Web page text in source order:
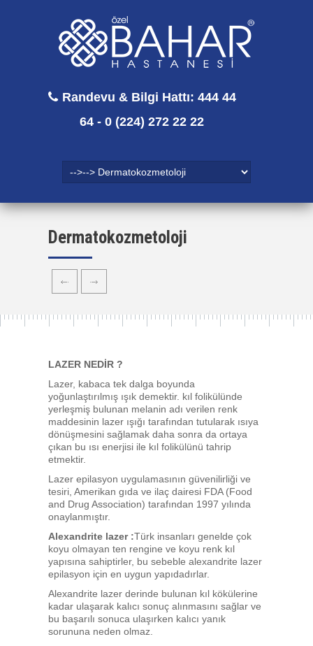
Randevu & Bilgi Hattı: 444 44
64 - 0 (224) 272 22 22
Dermatokozmetoloji
LAZER NEDİR ?
Lazer, kabaca tek dalga boyunda
yoğunlaştırılmış ışık demektir. kıl folikülünde
yerleşmiş bulunan melanin adı verilen renk
maddesinin lazer ışığı tarafından tutularak ısıya
dönüşmesini sağlamak daha sonra da ortaya
çıkan bu ısı enerjisi ile kıl folikülünü tahrip
etmektir.
Lazer epilasyon uygulamasının güvenilirliği ve
tesiri, Amerikan gıda ve ilaç dairesi FDA (Food
and Drug Association) tarafından 1997 yılında
onaylanmıştır.
Alexandrite lazer :Türk insanları genelde çok
koyu olmayan ten rengine ve koyu renk kıl
yapısına sahiptirler, bu sebeble alexandrite lazer
epilasyon için en uygun yapıdadırlar.
Alexandrite lazer derinde bulunan kıl kökülerine
kadar ulaşarak kalıcı sonuç alınmasını sağlar ve
bu başarılı sonuca ulaşırken kalıcı yanık
sorununa neden olmaz.